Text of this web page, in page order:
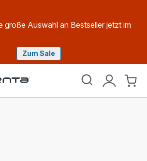
große Auswahl an Bestseller jetzt im
Zum Sale
Rowenta
Mein
Mein